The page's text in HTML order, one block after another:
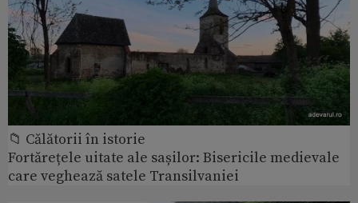
📁 Călătorii în istorie
Fortărețele uitate ale sașilor: Bisericile medievale
care veghează satele Transilvaniei